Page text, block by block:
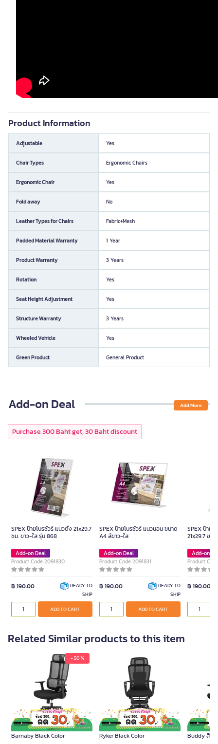
Product Information
Adjustable Yes
Chair Types Ergonomic Chairs
Ergonomic Chair Yes
Fold away No
Leather Types for Chairs Fabric+Mesh
Padded Material Warranty 1 Year
Product Warranty 3 Years
Rotation Yes
Seat Height Adjustment Yes
Structure Warranty 3 Years
Wheeled Vehicle Yes
Green Product General Product
Add-on Deal Add More
Purchase 300 Baht get, 30 Baht discount
SPEX ป้ายโบรชัวร์ แนวตั้ง 21x29.7
ซม. ขาว-ใส รุ่น 868
Add-on Deal
Product Code 2091830
฿ 190.00
READY TO
SHIP
ADD TO CART
SPEX ป้ายโบรชัวร์ แนวนอน ขนาด
A4 สีขาว-ใส
Add-on Deal
Product Code 2091831
฿ 190.00
READY TO
SHIP
ADD TO CART
SPEX ป้าย
21x29.7 ซม.
Add-on
Product
฿ 190.00
Related Similar products to this item
- 50 %
FURRADEC Ergonomic Chair
Barnaby Black Color
FURRADEC Ergonomic Chair
Ryker Black Color
Buddy สีดำ